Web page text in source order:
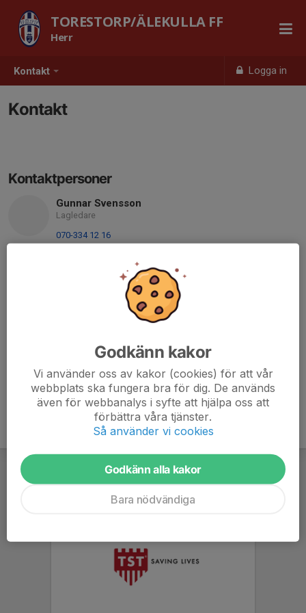
Kontakt Logga in
TORESTORP/ÄLEKULLA FF
Herr
Kontakt
Kontaktpersoner
Gunnar Svensson
Lagledare
070-334 12 16
E-post visas bara för inloggade
Huvudtränare
070-461 53 28
Godkänn kakor
Vi använder oss av kakor (cookies) för att vår
webbplats ska fungera bra för dig. De används
även för webbanalys i syfte att hjälpa oss att
förbättra våra tjänster.
Så använder vi cookies
Godkänn alla kakor
Bara nödvändiga